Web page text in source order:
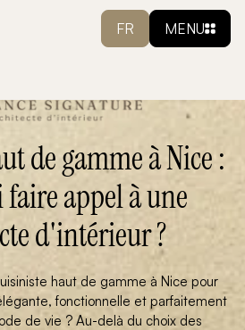
FR MENU
de gamme à Nice :
appel à une
d'intérieur ?
haut de gamme à Nice pour
fonctionnelle et parfaitement
de vie ? Au-delà du choix des